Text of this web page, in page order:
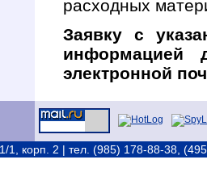
расходных
Заявку с
информацией
электронной
1, корп. 2 | тел. (985) 178-88-38,